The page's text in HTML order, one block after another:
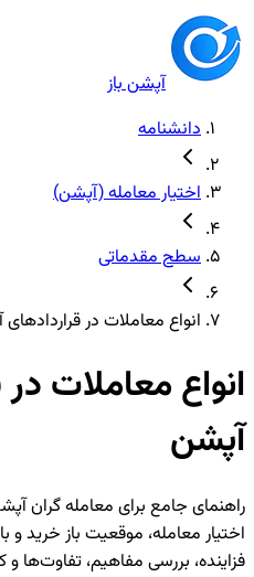
آپشن باز
دانشنامه
اختیار معامله (آپشن)
سطح مقدماتی
انواع معاملات در
انواع معاملات
آپشن
راهنمای جامع برای معامله گران
اختیار معامله، موقعیت باز خرید
فزاینده، بررسی مفاهیم، تفاوت‌ها و